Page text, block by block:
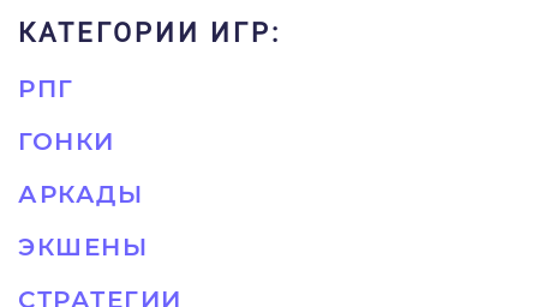
КАТЕГОРИИ ИГР:
РПГ
ГОНКИ
АРКАДЫ
ЭКШЕНЫ
СТРАТЕГИИ